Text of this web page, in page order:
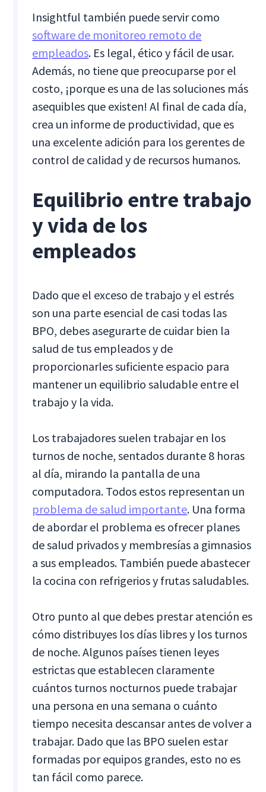
Insightful también puede servir como
software de monitoreo remoto de
empleados. Es legal, ético y fácil de usar.
Además, no tiene que preocuparse por el
costo, ¡porque es una de las soluciones más
asequibles que existen! Al final de cada día,
crea un informe de productividad, que es
una excelente adición para los gerentes de
control de calidad y de recursos humanos.
Equilibrio entre trabajo
y vida de los
empleados
Dado que el exceso de trabajo y el estrés
son una parte esencial de casi todas las
BPO, debes asegurarte de cuidar bien la
salud de tus empleados y de
proporcionarles suficiente espacio para
mantener un equilibrio saludable entre el
trabajo y la vida.
Los trabajadores suelen trabajar en los
turnos de noche, sentados durante 8 horas
al día, mirando la pantalla de una
computadora. Todos estos representan un
problema de salud importante. Una forma
de abordar el problema es ofrecer planes
de salud privados y membresías a gimnasios
a sus empleados. También puede abastecer
la cocina con refrigerios y frutas saludables.
Otro punto al que debes prestar atención es
cómo distribuyes los días libres y los turnos
de noche. Algunos países tienen leyes
estrictas que establecen claramente
cuántos turnos nocturnos puede trabajar
una persona en una semana o cuánto
tiempo necesita descansar antes de volver a
trabajar. Dado que las BPO suelen estar
formadas por equipos grandes, esto no es
tan fácil como parece.